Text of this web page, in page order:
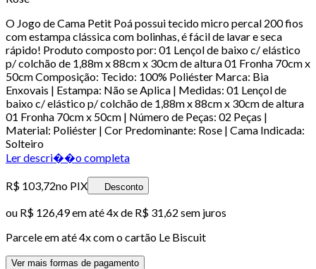
O Jogo de Cama Petit Poá possui tecido micro percal 200 fios
com estampa clássica com bolinhas, é fácil de lavar e seca
rápido! Produto composto por: 01 Lençol de baixo c/ elástico
p/ colchão de 1,88m x 88cm x 30cm de altura 01 Fronha 70cm x
50cm Composição: Tecido: 100% Poliéster Marca: Bia
Enxovais | Estampa: Não se Aplica | Medidas: 01 Lençol de
baixo c/ elástico p/ colchão de 1,88m x 88cm x 30cm de altura
01 Fronha 70cm x 50cm | Número de Peças: 02 Peças |
Material: Poliéster | Cor Predominante: Rose | Cama Indicada:
Solteiro
Ler descri��o completa
R$ 103,72no PIX Desconto
ou R$ 126,49em até4x de R$ 31,62 sem juros
Parcele em até4x com o cartão Le Biscuit
Ver mais formas de pagamento